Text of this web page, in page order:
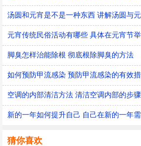
脚臭怎样治能除根 彻底根除脚臭的方法
如何预防甲流感染 预防甲流感染的有效
空调的内部清洁方法 清洁空调内部的步
猜你喜欢